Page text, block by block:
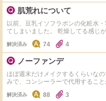
肌荒れについて
以前、豆乳イソフラボンの化粧水
てしまいました。 乾燥してる感じ
と思いましたが、普段Diorのリキ
地も平気でした)。 他に合わない成分だと、何があるのでしょうか？ 今後気を
つける為に知りたいのですが、エ
分からなくて…
解決済み 74 4
ノーファンデ
ほぼ週末だけメイクするくらいな
みで、コンシーラーで代用するこ
ンデーションを塗ったようなお肌
りますが、そこまで深刻な肌悩みは
解決済み 88 3